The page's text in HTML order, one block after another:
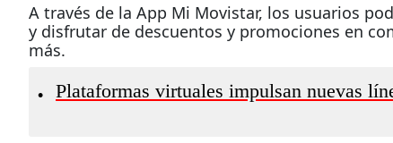
A través de la App Mi Movistar, los usuarios
y disfrutar de descuentos y promociones en
más.
• Plataformas virtuales impulsan nuevas